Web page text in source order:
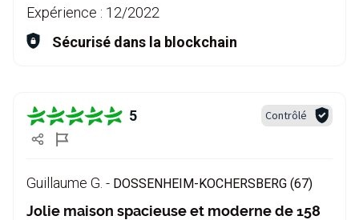
Expérience : 12/2022
Sécurisé dans la blockchain
5 Contrôlé
Guillaume G. - DOSSENHEIM-KOCHERSBERG (67)
Jolie maison spacieuse et moderne de 158